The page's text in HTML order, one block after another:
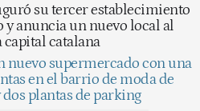
su tercer establecimiento
y anuncia un nuevo local al
capital catalana
nuevo supermercado con una
en el barrio de moda de
dos plantas de parking